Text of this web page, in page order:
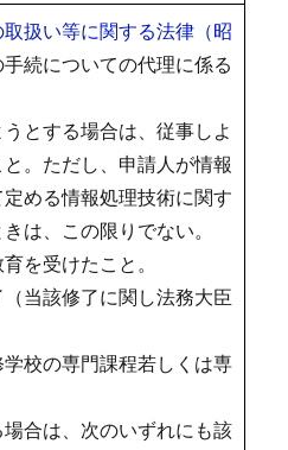
扱い等に関する法律（昭
続についての代理に係る
とする場合は、従事しよ
。ただし、申請人が情報
める情報処理技術に関す
は、この限りでない。
を受けたこと。
当該修了に関し法務大臣
校の専門課程若しくは専
合は、次のいずれにも該